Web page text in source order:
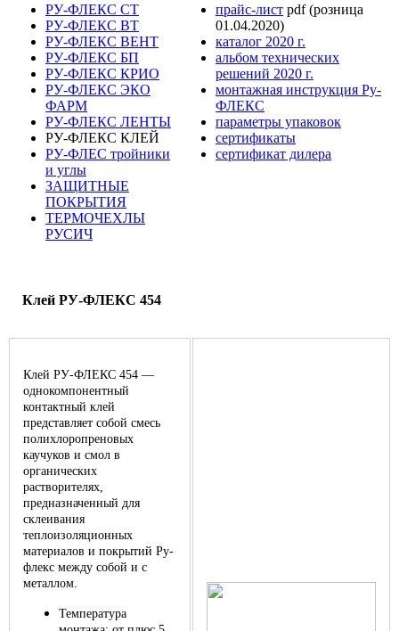
РУ-ФЛЕКС СТ
РУ-ФЛЕКС ВТ
РУ-ФЛЕКС ВЕНТ
РУ-ФЛЕКС БП
РУ-ФЛЕКС КРИО
РУ-ФЛЕКС ЭКО
ФАРМ
РУ-ФЛЕКС ЛЕНТЫ
РУ-ФЛЕКС КЛЕЙ
РУ-ФЛЕС тройники
и углы
ЗАЩИТНЫЕ
ПОКРЫТИЯ
ТЕРМОЧЕХЛЫ
РУСИЧ
прайс-лист pdf (розница
01.04.2020)
каталог 2020 г.
альбом технических
решений 2020 г.
монтажная инструкция Ру-
ФЛЕКС
параметры упаковок
сертификаты
сертификат дилера
Клей РУ-ФЛЕКС 454
Клей РУ-ФЛЕКС 454 —
однокомпонентный
контактный клей
представляет собой смесь
полихлоропреновых
каучуков и смол в
органических
растворителях,
предназначенный для
склеивания
теплоизоляционных
материалов и покрытий Ру-
флекс между собой и с
металлом.
Температура